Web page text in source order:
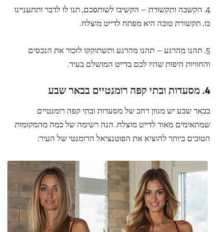
4. הקשבה ותקשורת – הקשיבו לשותפכם, תנו לו לדבר ותתעניינו
בו. תקשורת טובה היא מפתח לדייט מוצלח.
5. תהנו מהרגע – תהנו מהרגע ותשתוקקו לזכור את הנכסים
והחוויות היפות שהיו לכם בדייט המושלם בעיר.
4. מסעדות ובתי קפה רומנטיים בבאר שבע
בבאר שבע יש מגוון רחב של מסעדות ובתי קפה רומנטיים
שמתאימים מאוד לדייט מוצלח. הנה רשימה של כמה מהמקומות
הטובים ביותר להוציא את הפוטנציאל הרומנטי של העיר: